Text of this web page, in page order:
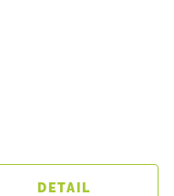
DETAIL